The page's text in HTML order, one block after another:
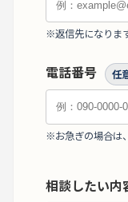
※返信先になりま
電話番号 任
※お急ぎの場合は
相談したい内